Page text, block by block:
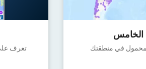
الخامس
في منطقتك